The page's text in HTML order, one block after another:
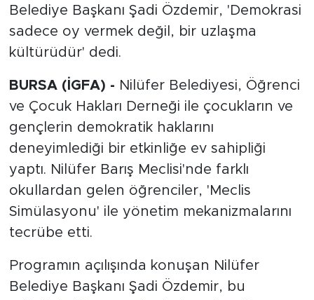
Belediye Başkanı Şadi Özdemir, 'Demokrasi
sadece oy vermek değil, bir uzlaşma
kültürüdür' dedi.
BURSA (İGFA) - Nilüfer Belediyesi, Öğrenci
ve Çocuk Hakları Derneği ile çocukların ve
gençlerin demokratik haklarını
deneyimlediği bir etkinliğe ev sahipliği
yaptı. Nilüfer Barış Meclisi'nde farklı
okullardan gelen öğrenciler, 'Meclis
Simülasyonu' ile yönetim mekanizmalarını
tecrübe etti.
Programın açılışında konuşan Nilüfer
Belediye Başkanı Şadi Özdemir, bu